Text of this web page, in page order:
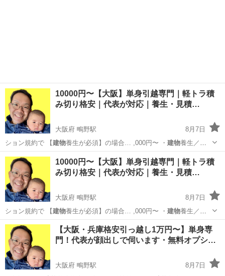
10000円〜【大阪】単身引越専門｜軽トラ積
み切り格安｜代表が対応｜養生・見積…
大阪府 鴫野駅
8月7日
ション規約で 【建物養生が必須】の場合… ,000円〜 ・ 建物養生／
2,000円… ・郵便番号 ・建物種別 ・階数 …
大阪 大阪市 鴫野駅 引っ越し
10000円〜【大阪】単身引越専門｜軽トラ積
み切り格安｜代表が対応｜養生・見積…
大阪府 鴫野駅
8月7日
ション規約で 【建物養生が必須】の場合… ,000円〜 ・ 建物養生／
2,000円… ・郵便番号 ・建物種別 ・階数 …
大阪 大阪市 鴫野駅 引っ越し 格安
【大阪・兵庫格安引っ越し1万円〜】単身専
門！代表が顔出しで伺います・無料オプシ…
大阪府 鴫野駅
8月7日